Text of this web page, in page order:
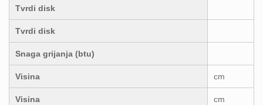
Tvrdi disk
Tvrdi disk
Snaga grijanja (btu)
Visina cm
Visina cm